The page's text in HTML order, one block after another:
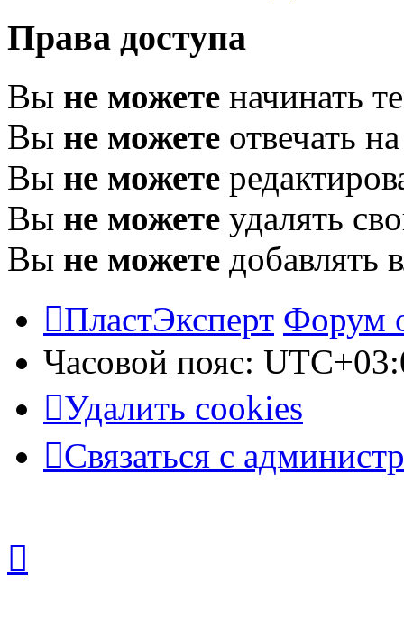
Права доступа
Вы не можете начинать
Вы не можете отвечать
Вы не можете
Вы не можете удалять
Вы не можете добавлять
ПластЭксперт Форум
Часовой пояс:
Удалить cookies
Связаться с